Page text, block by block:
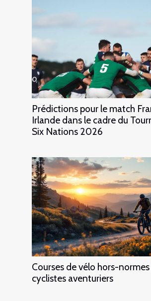
Prédictions pour le match
Irlande dans le cadre du
Six Nations 2026
Courses de vélo hors-
cyclistes aventuriers